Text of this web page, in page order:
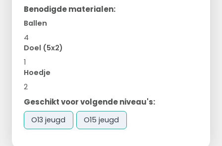
Benodigde materialen:
Ballen
4
Doel (5x2)
1
Hoedje
2
Geschikt voor volgende niveau's:
O13 jeugd O15 jeugd